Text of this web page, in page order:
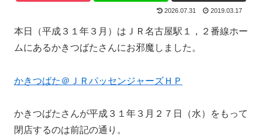
2026.07.31 2019.03.17
本日（平成３１年３月）はＪＲ名古屋駅１，２番線ホー
ムにあるかきつばたさんにお邪魔しました。
かきつばた＠ＪＲパッセンジャーズＨＰ
かきつばたさんが平成３１年３月２７日（水）をもって
閉店するのは前記の通り。